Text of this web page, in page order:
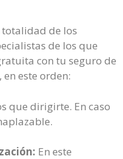
totalidad de los
de los que
con tu seguro de
este orden:
que dirigirte. En caso
En este